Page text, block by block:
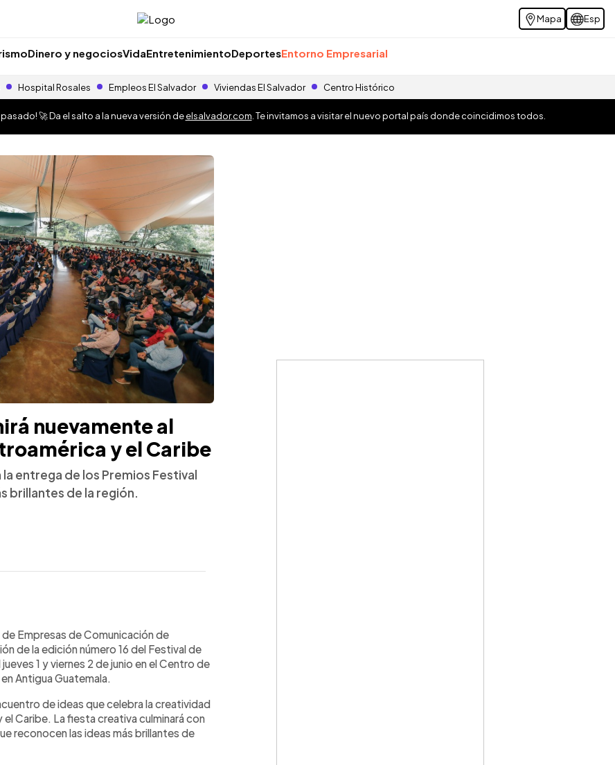
Mapa Esp
Dinero y negociosVidaEntretenimientoDeportesEntorno Empresarial
Hospital Rosales Empleos El Salvador Viviendas El Salvador Centro Histórico
🚀 Da el salto a la nueva versión deelsalvador.com . Te invitamos a visitar el nuevo portal país donde coincidimos todos.
nuevamente al
y el Caribe
entrega de los Premios Festival
brillantes de la región.
Empresas de Comunicación de
de la edición número 16 del Festival de
1 y viernes 2 de junio en el Centro de
Antigua Guatemala.
de ideas que celebra la creatividad
Caribe. La fiesta creativa culminará con
reconocen las ideas más brillantes de